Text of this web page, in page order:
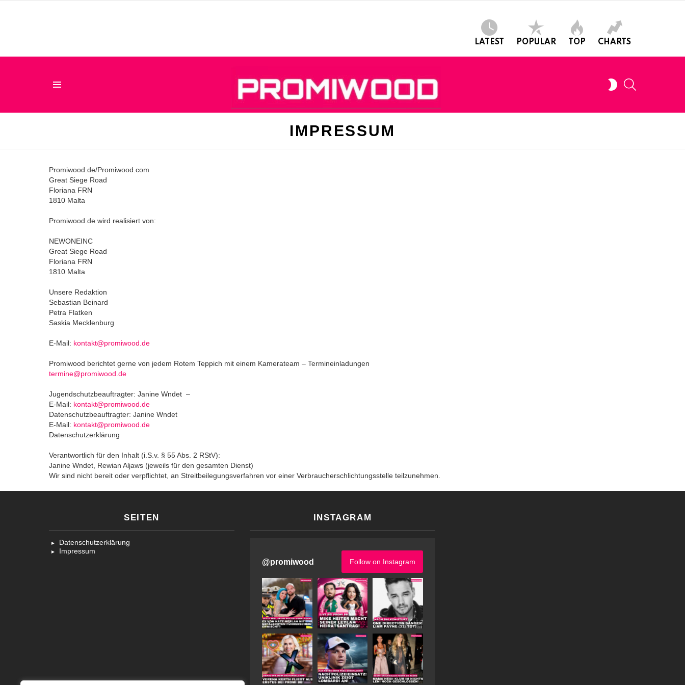
LATEST POPULAR TOP CHARTS
SWITCH
SKIN
IMPRESSUM
Promiwood.de/Promiwood.com
Great Siege Road
Floriana FRN
1810 Malta
Promiwood.de wird realisiert von:
NEWONEINC
Great Siege Road
Floriana FRN
1810 Malta
Unsere Redaktion
Sebastian Beinard
Petra Flatken
Saskia Mecklenburg
E-Mail: kontakt@promiwood.de
Promiwood berichtet gerne von jedem Rotem Teppich mit einem Kamerateam – Termineinladungen
termine@promiwood.de
Jugendschutzbeauftragter: Janine Wndet –
E-Mail: kontakt@promiwood.de
Datenschutzbeauftragter: Janine Wndet
E-Mail: kontakt@promiwood.de
Datenschutzerklärung
Verantwortlich für den Inhalt (i.S.v. § 55 Abs. 2 RStV):
Janine Wndet, Rewian Aljaws (jeweils für den gesamten Dienst)
Wir sind nicht bereit oder verpflichtet, an Streitbeilegungsverfahren vor einer Verbraucherschlichtungsstelle teilzunehmen.
SEITEN
Datenschutzerklärung
Impressum
INSTAGRAM
@promiwood Follow on Instagram